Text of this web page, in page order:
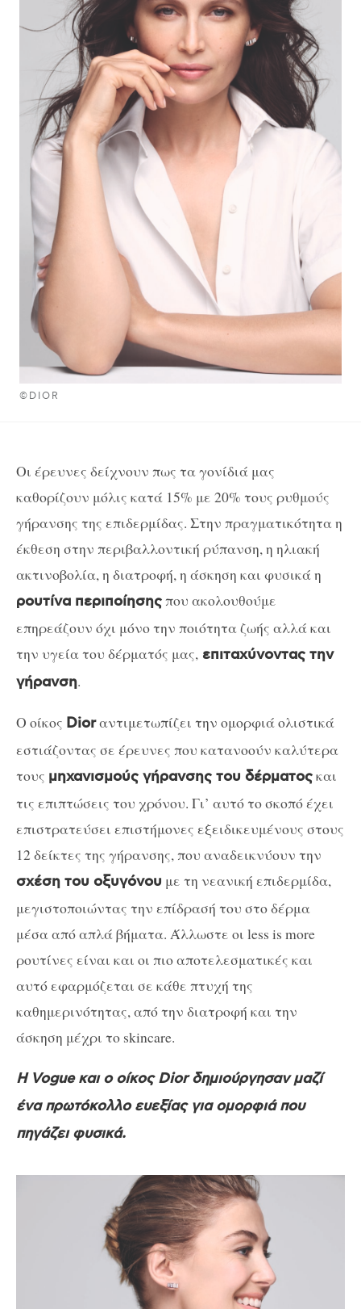
©DIOR
Οι έρευνες δείχνουν πως τα γονίδιά μας
καθορίζουν μόλις κατά 15% με 20% τους ρυθμούς
γήρανσης της επιδερμίδας. Στην πραγματικότητα η
έκθεση στην περιβαλλοντική ρύπανση, η ηλιακή
ακτινοβολία, η διατροφή, η άσκηση και φυσικά η
ρουτίνα περιποίησηςπου ακολουθούμε
επηρεάζουν όχι μόνο την ποιότητα ζωής αλλά και
την υγεία του δέρματός μας, επιταχύνοντας την
γήρανση.
Ο οίκος Diorαντιμετωπίζει την ομορφιά ολιστικά
εστιάζοντας σε έρευνες που κατανοούν καλύτερα
τους μηχανισμούς γήρανσης του δέρματοςκαι
τις επιπτώσεις του χρόνου. Γι’ αυτό το σκοπό έχει
επιστρατεύσει επιστήμονες εξειδικευμένους στους
12 δείκτες της γήρανσης, που αναδεικνύουν την
σχέση του οξυγόνου με τη νεανική επιδερμίδα,
μεγιστοποιώντας την επίδρασή του στο δέρμα
μέσα από απλά βήματα. Άλλωστε οι less is more
ρουτίνες είναι και οι πιο αποτελεσματικές και
αυτό εφαρμόζεται σε κάθε πτυχή της
καθημερινότητας, από την διατροφή και την
άσκηση μέχρι το skincare.
Η Vogue και ο οίκος Dior δημιούργησαν μαζί
ένα πρωτόκολλο ευεξίας για ομορφιά που
πηγάζει φυσικά.